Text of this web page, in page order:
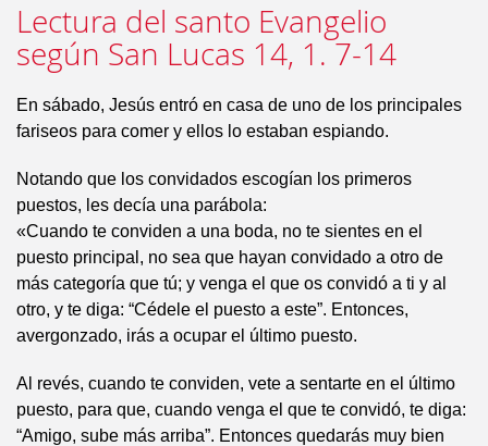
Lectura del santo Evangelio
según San Lucas 14, 1. 7-14
En sábado, Jesús entró en casa de uno de los principales
fariseos para comer y ellos lo estaban espiando.
Notando que los convidados escogían los primeros
puestos, les decía una parábola:
«Cuando te conviden a una boda, no te sientes en el
puesto principal, no sea que hayan convidado a otro de
más categoría que tú; y venga el que os convidó a ti y al
otro, y te diga: “Cédele el puesto a este”. Entonces,
avergonzado, irás a ocupar el último puesto.
Al revés, cuando te conviden, vete a sentarte en el último
puesto, para que, cuando venga el que te convidó, te diga:
“Amigo, sube más arriba”. Entonces quedarás muy bien